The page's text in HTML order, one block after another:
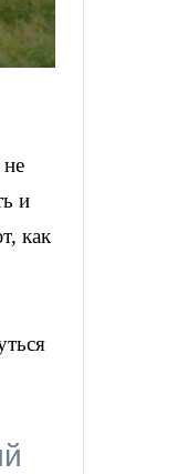
и
как